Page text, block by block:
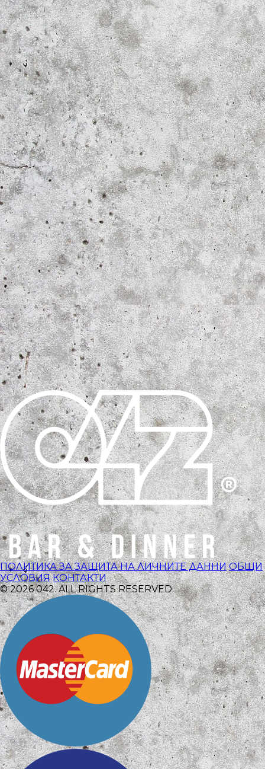
ПОЛИТИКА ЗА ЗАЩИТА НА ЛИЧНИТЕ ДАННИ ОБЩИ
УСЛОВИЯ КОНТАКТИ
© 2026 042. ALL RIGHTS RESERVED.